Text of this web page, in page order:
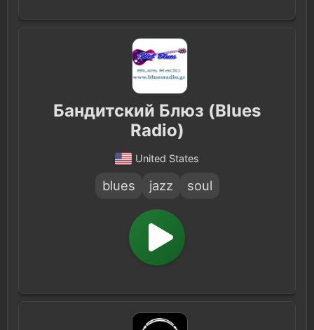
Бандитский Блюз (Blues
Radio)
United States
blues jazz soul